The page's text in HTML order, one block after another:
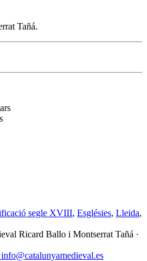
Tañá.
segle XVIII, Esglésies, Lleida,
Ricard Ballo i Montserrat Tañá ·
info@catalunyamedieval.es